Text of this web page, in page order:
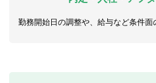
勤務開始日の調整や、給与など条件面